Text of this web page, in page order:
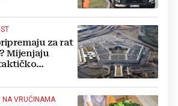
za rat
Mijenjaju
NA VRUĆINAMA